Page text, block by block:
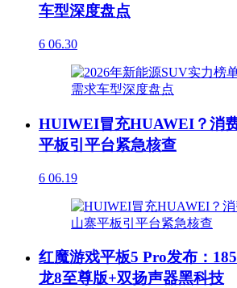
车型深度盘点
6 06.30
HUIWEI冒充HUAWEI？消
平板引平台紧急核查
6 06.19
红魔游戏平板5 Pro发布：
龙8至尊版+双扬声器黑科技